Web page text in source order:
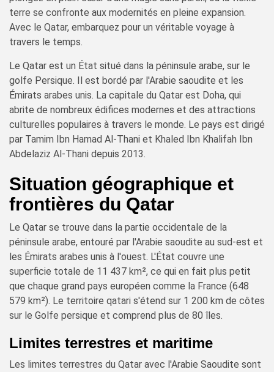
terre se confronte aux modernités en pleine expansion.
Avec le Qatar, embarquez pour un véritable voyage à
travers le temps.
Le Qatar est un État situé dans la péninsule arabe, sur le
golfe Persique. Il est bordé par l'Arabie saoudite et les
Émirats arabes unis. La capitale du Qatar est Doha, qui
abrite de nombreux édifices modernes et des attractions
culturelles populaires à travers le monde. Le pays est dirigé
par Tamim Ibn Hamad Al-Thani et Khaled Ibn Khalifah Ibn
Abdelaziz Al-Thani depuis 2013.
Situation géographique et
frontières du Qatar
Le Qatar se trouve dans la partie occidentale de la
péninsule arabe, entouré par l'Arabie saoudite au sud-est et
les Émirats arabes unis à l'ouest. L'État couvre une
superficie totale de 11 437 km², ce qui en fait plus petit
que chaque grand pays européen comme la France (648
579 km²). Le territoire qatari s'étend sur 1 200 km de côtes
sur le Golfe persique et comprend plus de 80 îles.
Limites terrestres et maritime
Les limites terrestres du Qatar avec l'Arabie Saoudite sont